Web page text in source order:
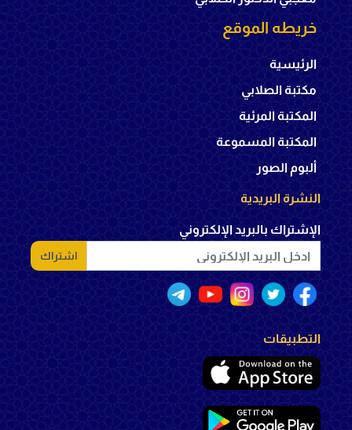
خريطه الموقع
الرئيسية
مكتبة الصلابي
المكتبة المرئية
المكتبة المسموعة
ألبوم الصور
النشرة البريدية
الإشتراك بالبريد الإلكتروني
اشتراك
التطبيقات